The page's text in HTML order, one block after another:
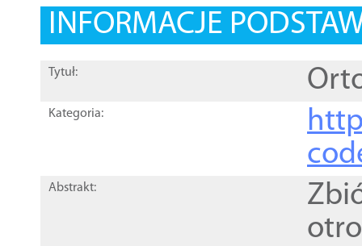
INFORMACJE
Tytuł:
Kategoria:
Abstrakt: